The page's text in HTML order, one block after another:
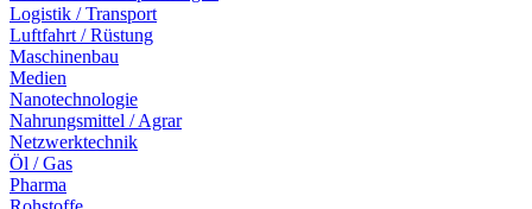
Logistik / Transport
Luftfahrt / Rüstung
Maschinenbau
Medien
Nanotechnologie
Nahrungsmittel / Agrar
Netzwerktechnik
Öl / Gas
Pharma